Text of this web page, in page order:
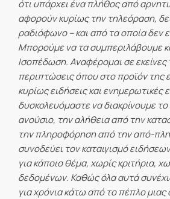
ότι υπάρχει ένα πλήθος από
αφορούν κυρίως την τηλεόραση,
ραδιόφωνο – και από τα οποία δεν
Μπορούμε να τα συμπεριλάβουμε
Ισοπέδωση. Αναφέρομαι σε εκείνες
περιπτώσεις όπου στο προϊόν της
κυρίως ειδήσεις και ενημερωτικές
δυσκολευόμαστε να διακρίνουμε
ανούσιο, την αλήθεια από την
την πληροφόρηση από την από-
συνοδεύει τον καταιγισμό
για κάποιο θέμα, χωρίς κριτήρια,
δεδομένων. Καθώς όλα αυτά
για χρόνια κάτω από το πέπλο